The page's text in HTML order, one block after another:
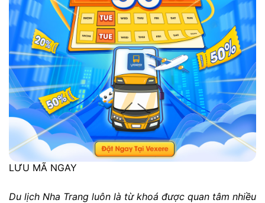
LƯU MÃ NGAY
Du lịch Nha Trang luôn là từ khoá được quan tâm nhiều